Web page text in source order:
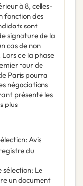
à 8, celles-
fonction des
sont
signature de la
cas de non
de la phase
tour de
Paris pourra
négociations
présenté les
plus
: Avis
du
sélection: Le
un document